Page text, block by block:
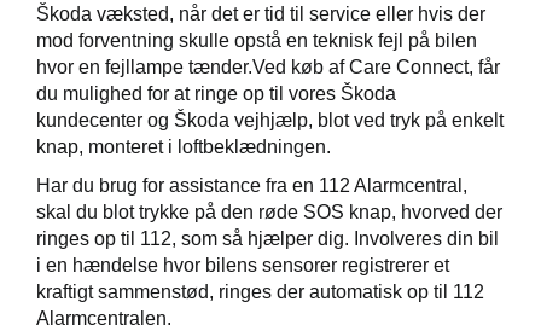
Škoda væksted, når det er tid til service eller hvis der
mod forventning skulle opstå en teknisk fejl på bilen
hvor en fejllampe tænder.Ved køb af Care Connect, får
du mulighed for at ringe op til vores Škoda
kundecenter og Škoda vejhjælp, blot ved tryk på enkelt
knap, monteret i loftbeklædningen.
Har du brug for assistance fra en 112 Alarmcentral,
skal du blot trykke på den røde SOS knap, hvorved der
ringes op til 112, som så hjælper dig. Involveres din bil
i en hændelse hvor bilens sensorer registrerer et
kraftigt sammenstød, ringes der automatisk op til 112
Alarmcentralen.